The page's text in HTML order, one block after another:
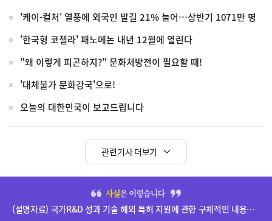
'케이-컬처' 열풍에 외국인 발길 21% 늘어…상반기 1071만 명
'한국형 코첼라' 패노메논 내년 12월에 열린다
"왜 이렇게 피곤하지?" 문화처방전이 필요할 때!
'대체불가 문화강국'으로!
오늘의 대한민국이 보고드립니다
관련기사 더보기
(설명자료) 국가R&D 성과 기술 해외 특허 지원에 관한 구체적인 내용은 확정되지 않았습니다.